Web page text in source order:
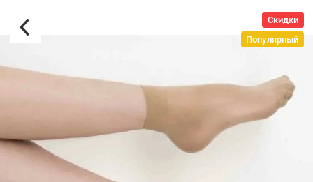
Скидки
Популярный